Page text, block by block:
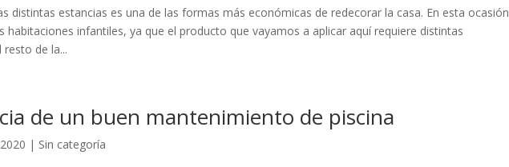
distintas estancias es una de las formas más económicas de redecorar la casa. En esta ocasión
habitaciones infantiles, ya que el producto que vayamos a aplicar aquí requiere distintas
resto de la...
de un buen mantenimiento de piscina
| Sin categoría